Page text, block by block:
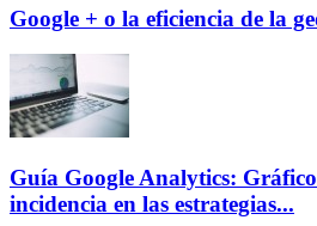
Google + o la eficiencia de la
Guía Google Analytics:
incidencia en las estrategias...